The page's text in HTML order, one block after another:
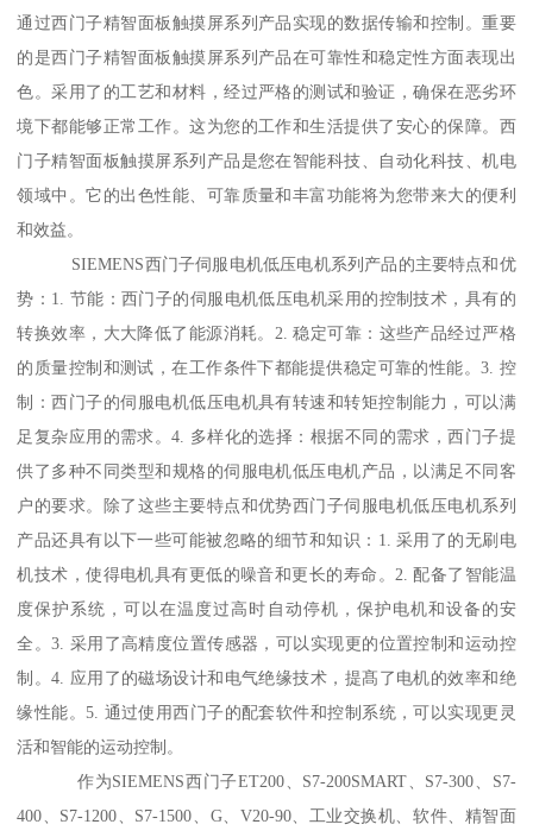
通过西门子精智面板触摸屏系列产品实现的数据传输和控制。重要
的是西门子精智面板触摸屏系列产品在可靠性和稳定性方面表现出
色。采用了的工艺和材料，经过严格的测试和验证，确保在恶劣环
境下都能够正常工作。这为您的工作和生活提供了安心的保障。西
门子精智面板触摸屏系列产品是您在智能科技、自动化科技、机电
领域中。它的出色性能、可靠质量和丰富功能将为您带来大的便利
和效益。
SIEMENS西门子伺服电机低压电机系列产品的主要特点和优
势：1. 节能：西门子的伺服电机低压电机采用的控制技术，具有的
转换效率，大大降低了能源消耗。2. 稳定可靠：这些产品经过严格
的质量控制和测试，在工作条件下都能提供稳定可靠的性能。3. 控
制：西门子的伺服电机低压电机具有转速和转矩控制能力，可以满
足复杂应用的需求。4. 多样化的选择：根据不同的需求，西门子提
供了多种不同类型和规格的伺服电机低压电机产品，以满足不同客
户的要求。除了这些主要特点和优势西门子伺服电机低压电机系列
产品还具有以下一些可能被忽略的细节和知识：1. 采用了的无刷电
机技术，使得电机具有更低的噪音和更长的寿命。2. 配备了智能温
度保护系统，可以在温度过高时自动停机，保护电机和设备的安
全。3. 采用了高精度位置传感器，可以实现更的位置控制和运动控
制。4. 应用了的磁场设计和电气绝缘技术，提髙了电机的效率和绝
缘性能。5. 通过使用西门子的配套软件和控制系统，可以实现更灵
活和智能的运动控制。
作为SIEMENS西门子ET200、S7-200SMART、S7-300、S7-
400、S7-1200、S7-1500、G、V20-90、工业交换机、软件、精智面